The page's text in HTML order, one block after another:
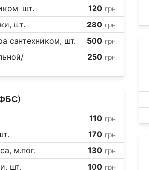
шт. 120 грн
шт. 280 грн
сантехником, шт. 500 грн
250 грн
110 грн
170 грн
м.пог. 130 грн
шт. 100 грн